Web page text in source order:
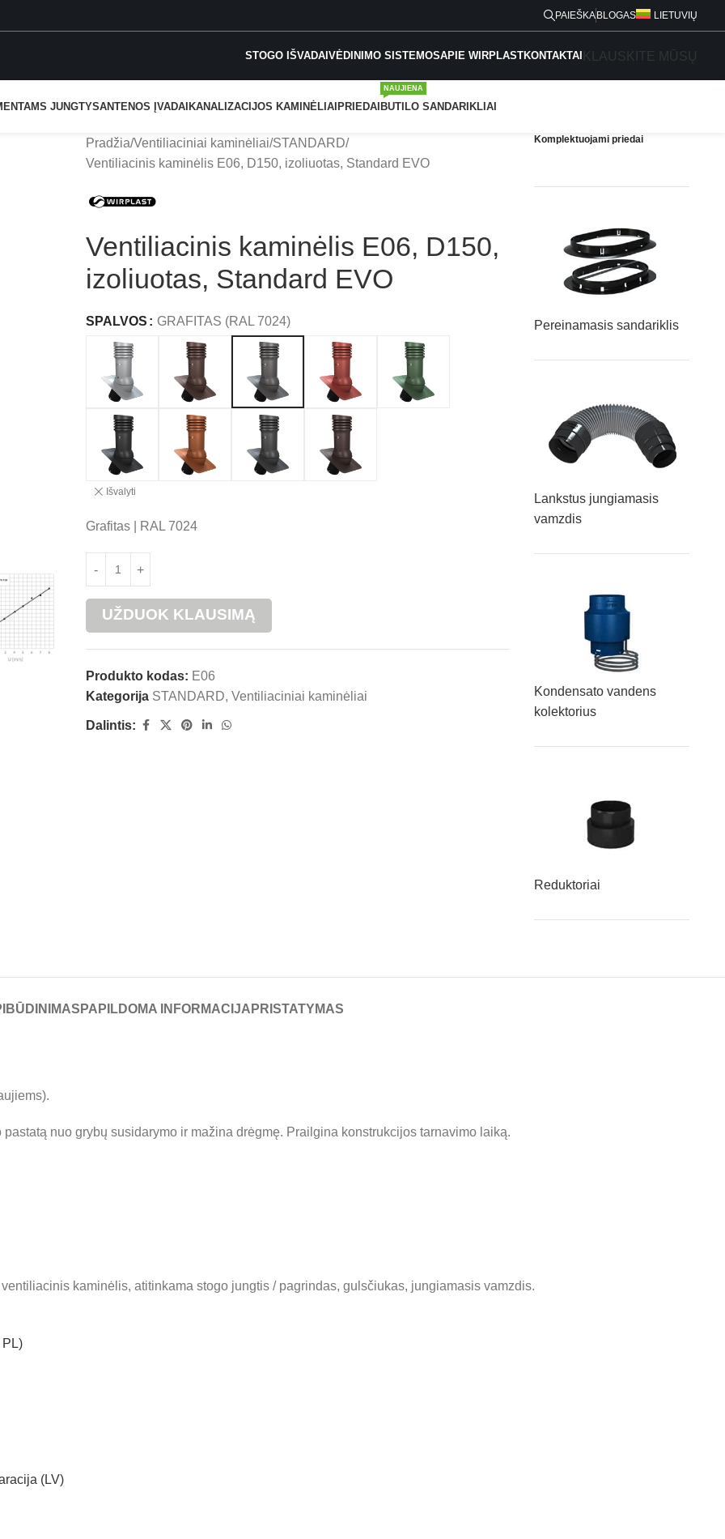
PAIEŠKA BLOGAS LIETUVIŲ
STOGO IŠVADAI VĖDINIMO SISTEMOSAPIE WIRPLASTKONTAKTAI KLAUSKITE MŪSŲ
JUNGTYSANTENOS ĮVADAIKANALIZACIJOS KAMINĖLIAIPRIEDAIBUTILO SANDARIKLIAI
NAUJIENA
Pradžia Ventiliaciniai kaminėliai STANDARD
Ventiliacinis kaminėlis E06, D150, izoliuotas, Standard EVO
Ventiliacinis kaminėlis E06, D150,
izoliuotas, Standard EVO
SPALVOS GRAFITAS (RAL 7024)
Išvalyti
Grafitas | RAL 7024
UŽDUOK KLAUSIMĄ
Produkto kodas: E06
Kategorija STANDARD, Ventiliaciniai kaminėliai
Dalintis:
Komplektuojami priedai
Pereinamasis sandariklis
Lankstus jungiamasis
vamzdis
Kondensato vandens
kolektorius
Reduktoriai
PAPILDOMA INFORMACIJA PRISTATYMAS
nuo grybų susidarymo ir mažina drėgmę. Prailgina konstrukcijos tarnavimo laiką.
ventiliacinis kaminėlis, atitinkama stogo jungtis / pagrindas, gulsčiukas, jungiamasis vamzdis.
PL)
(LV)